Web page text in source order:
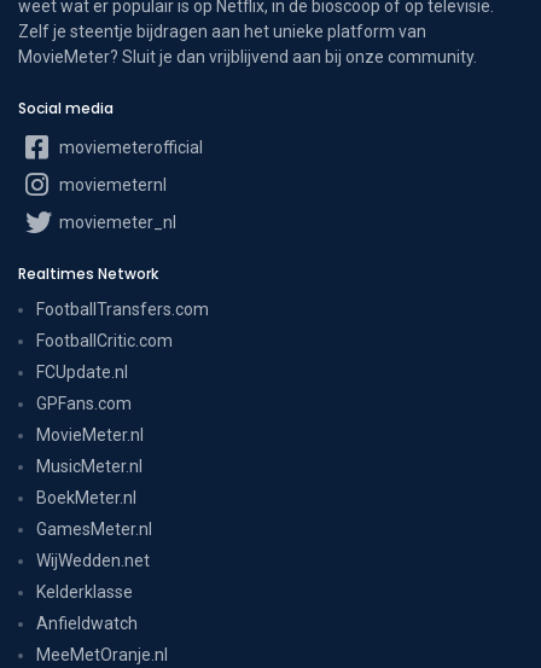
weet wat er populair is op Netflix, in de bioscoop of op televisie.
Zelf je steentje bijdragen aan het unieke platform van
MovieMeter? Sluit je dan vrijblijvend aan bij onze community.
Social media
moviemeterofficial
moviemeternl
moviemeter_nl
Realtimes Network
FootballTransfers.com
FootballCritic.com
FCUpdate.nl
GPFans.com
MovieMeter.nl
MusicMeter.nl
BoekMeter.nl
GamesMeter.nl
WijWedden.net
Kelderklasse
Anfieldwatch
MeeMetOranje.nl